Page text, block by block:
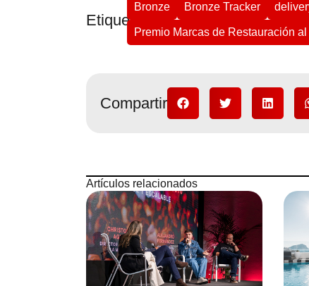
Etiquetas
Bronze Bronze Tracker
Premio Marcas de Restauración
Compartir
Artículos relacionados